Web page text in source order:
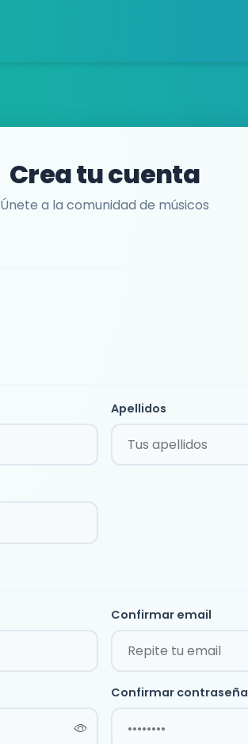
Crea tu cuenta
Únete a la comunidad de músicos
Apellidos
Confirmar email
Confirmar contraseña